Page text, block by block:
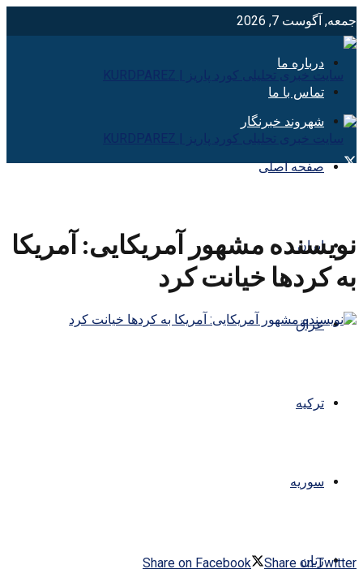
جمعه, آگوست 7, 2026
درباره ما
تماس با ما
شهروند خبرنگار
صفحه اصلی
ایران
عراق
ترکیه
سوریه
زنان
نویسنده مشهور آمریکایی: آمریکا
به کردها خیانت کرد
Share on Facebook
Share on Twitter